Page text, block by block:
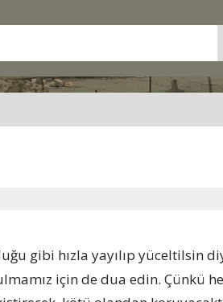
gibi hızla yayılıp yüceltilsin
için de dua edin. Çünkü